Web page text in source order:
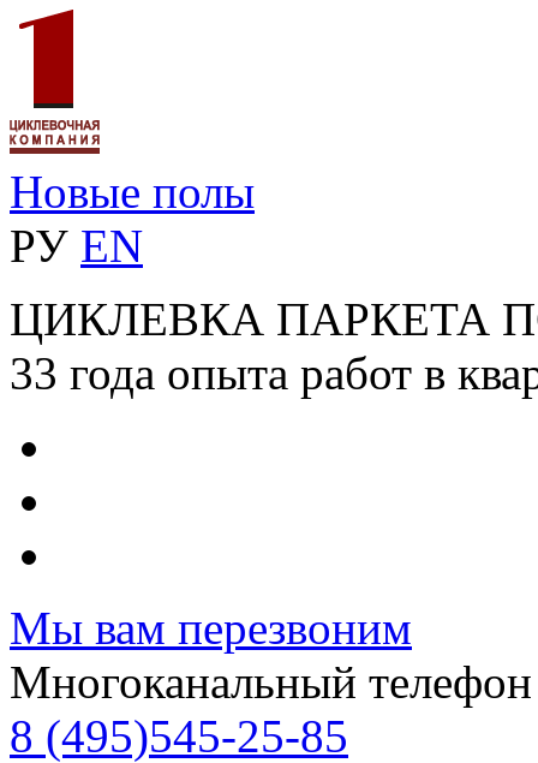
Новые полы
РУ EN
ЦИКЛЕВКА ПАРКЕТА
33 года опыта работ в
Мы вам перезвоним
Многоканальный телефон
8 (495)545-25-85